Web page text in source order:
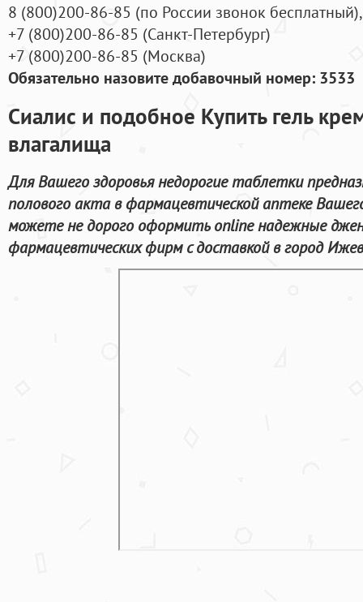
8 (800)200-86-85 (по России звонок бесплатный),
+7 (800)200-86-85 (Санкт-Петербург)
+7 (800)200-86-85 (Москва)
Обязательно назовите добавочный номер: 3533
Сиалис и подобное Купить гель
влагалища
Для Вашего здоровья недорогие таблетки
полового акта в фармацевтической аптеке
можете не дорого оформить online надежные
фармацевтических фирм с доставкой в город